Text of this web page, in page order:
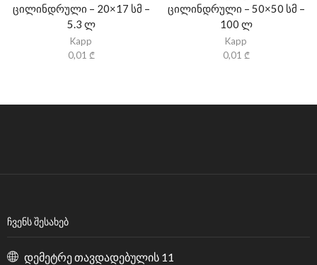
ცილინდრული – 20×17 სმ –
5.3 ლ
Kapp
0,01 ₾
ცილინდრული – 50×50 სმ –
100 ლ
Kapp
0,01 ₾
ᲩᲕᲔᲜᲡ ᲨᲔᲡᲐᲮᲔᲑ
დემეტრე თავდადებულის 11